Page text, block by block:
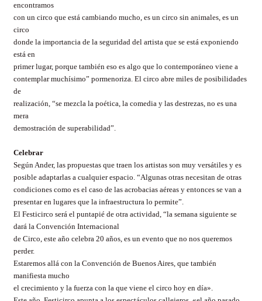
encontramos
con un circo que está cambiando mucho, es un circo sin animales, es un
circo
donde la importancia de la seguridad del artista que se está exponiendo
está en
primer lugar, porque también eso es algo que lo contemporáneo viene a
contemplar muchísimo” pormenoriza. El circo abre miles de posibilidades
de
realización, “se mezcla la poética, la comedia y las destrezas, no es una
mera
demostración de superabilidad”.
Celebrar
Según Ander, las propuestas que traen los artistas son muy versátiles y es
posible adaptarlas a cualquier espacio. “Algunas otras necesitan de otras
condiciones como es el caso de las acrobacias aéreas y entonces se van a
presentar en lugares que la infraestructura lo permite”.
El Festicirco será el puntapié de otra actividad, “la semana siguiente se
dará la Convención Internacional
de Circo, este año celebra 20 años, es un evento que no nos queremos
perder.
Estaremos allá con la Convención de Buenos Aires, que también
manifiesta mucho
el crecimiento y la fuerza con la que viene el circo hoy en día».